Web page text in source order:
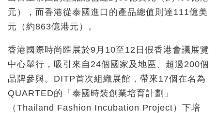
元），而香港從泰國進口的產品總值則達111億美
元（約863億港元）。
香港國際時尚匯展於9月10至12日假香港會議展覽
中心舉行，吸引來自24個國家及地區、超過200個
品牌參與。DITP首次組織展館，帶來17個在名為
QUARTED的「泰國時裝創業培育計劃」
（Thailand Fashion Incubation Project）下培